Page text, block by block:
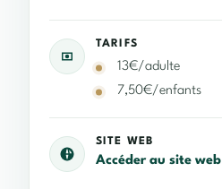
TARIFS
13€/adulte
7,50€/enfants
SITE WEB
Accéder au site web